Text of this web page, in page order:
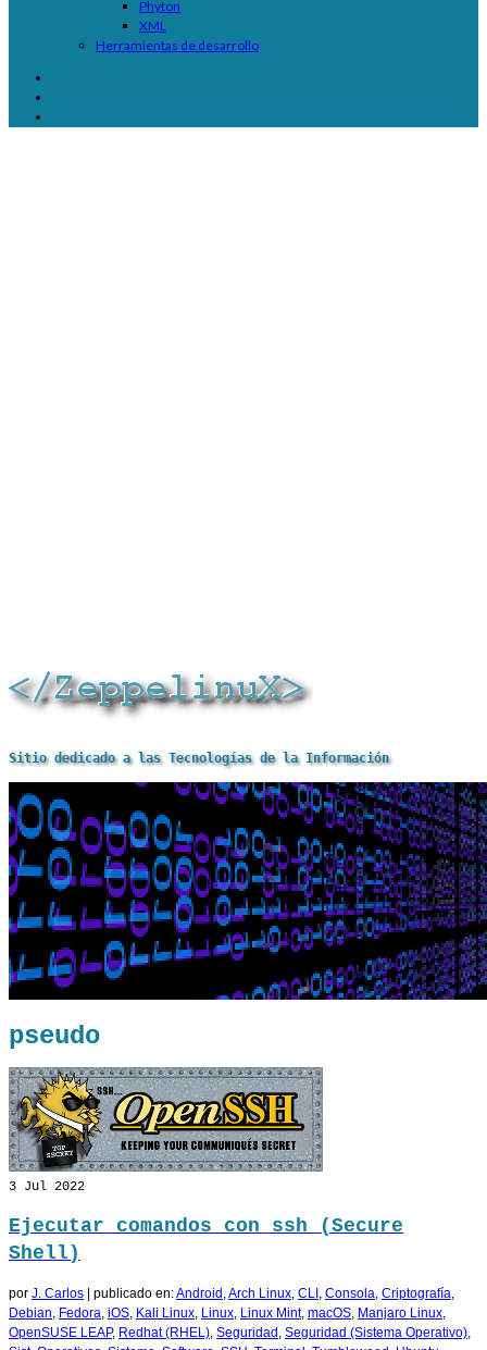
Phyton
XML
Herramientas de desarrollo
Sitio dedicado a las Tecnologías de la Información
pseudo
3 Jul 2022
Ejecutar comandos con ssh (Secure
Shell)
por J. Carlos publicado en:Android ,Arch Linux, CLI , Consola, Criptografía,
Debian, Fedora, iOS, Kali Linux, Linux, Linux Mint, macOS, Manjaro Linux,
OpenSUSE LEAP, Redhat (RHEL), Seguridad , Seguridad (Sistema Operativo),